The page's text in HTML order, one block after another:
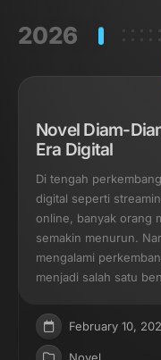
2026
Novel Diam-
Era Digital
Di tengah
digital seperti
online, banyak orang
semakin menurun.
mengalami
menjadi salah satu
February 10,